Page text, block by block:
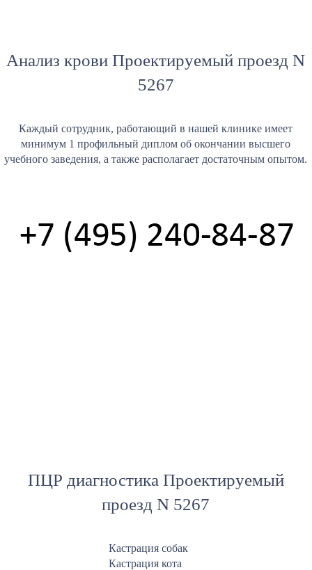
Анализ крови Проектируемый проезд N
5267
Каждый сотрудник, работающий в нашей клинике имеет
минимум 1 профильный диплом об окончании высшего
учебного заведения, а также располагает достаточным опытом.
ПЦР диагностика Проектируемый
проезд N 5267
Кастрация собак
Кастрация кота